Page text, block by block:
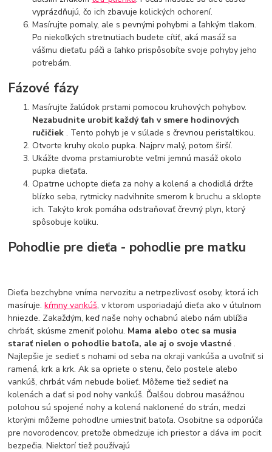
vyprázdňujú, čo ich zbavuje kolických ochorení.
Masírujte pomaly, ale s pevnými pohybmi a ľahkým tlakom.
Po niekoľkých stretnutiach budete cítiť, aká masáž sa
vášmu dieťaťu páči a ľahko prispôsobíte svoje pohyby jeho
potrebám.
Fázové fázy
Masírujte žalúdok prstami pomocou kruhových pohybov.
Nezabudnite urobiť každý ťah v smere hodinových
ručičiek. Tento pohyb je v súlade s črevnou peristaltikou.
Otvorte kruhy okolo pupka. Najprv malý, potom širší.
Ukážte dvoma prstamiurobte veľmi jemnú masáž okolo
pupka dieťaťa.
Opatrne uchopte dieťa za nohy a kolená a chodidlá držte
blízko seba, rytmicky nadvihnite smerom k bruchu a sklopte
ich. Takýto krok pomáha odstraňovať črevný plyn, ktorý
spôsobuje koliku.
Pohodlie pre dieťa - pohodlie pre matku
Dieťa bezchybne vníma nervozitu a netrpezlivosť osoby, ktorá ich
masíruje.kŕmny vankúš, v ktorom usporiadajú dieťa ako v útulnom
hniezde. Zakaždým, keď naše nohy ochabnú alebo nám ublížia
chrbát, skúsme zmeniť polohu. Mama alebo otec sa musia
starať nielen o pohodlie batoľa, ale aj o svoje vlastné.
Najlepšie je sedieť s nohami od seba na okraji vankúša a uvoľniť si
ramená, krk a krk. Ak sa opriete o stenu, čelo postele alebo
vankúš, chrbát vám nebude bolieť. Môžeme tiež sedieť na
kolenách a dať si pod nohy vankúš. Ďalšou dobrou masážnou
polohou sú spojené nohy a kolená naklonené do strán, medzi
ktorými môžeme pohodlne umiestniť batoľa. Osobitne sa odporúča
pre novorodencov, pretože obmedzuje ich priestor a dáva im pocit
bezpečia. Niektorí tiež používajú